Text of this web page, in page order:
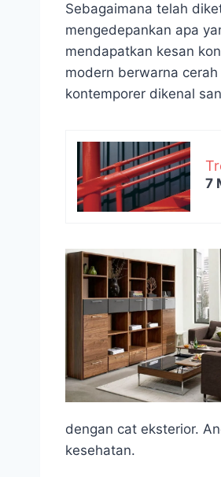
Sebagaimana telah
mengedepankan apa
mendapatkan kesan
modern berwarna
kontemporer dikenal
7
dengan cat eksterior.
kesehatan.